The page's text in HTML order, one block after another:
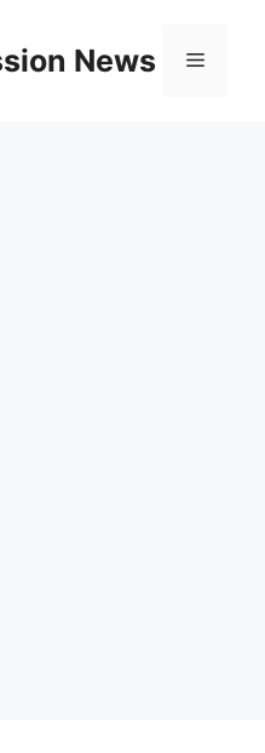
News Menu